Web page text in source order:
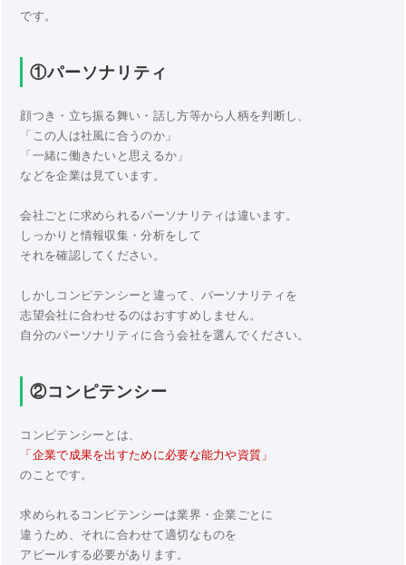
です。
①パーソナリティ
顔つき・立ち振る舞い・話し方等から人柄を判断し、
「この人は社風に合うのか」
「一緒に働きたいと思えるか」
などを企業は見ています。
会社ごとに求められるパーソナリティは違います。
しっかりと情報収集・分析をして
それを確認してください。
しかしコンピテンシーと違って、パーソナリティを
志望会社に合わせるのはおすすめしません。
自分のパーソナリティに合う会社を選んでください。
②コンピテンシー
コンピテンシーとは、
「企業で成果を出すために必要な能力や資質」
のことです。
求められるコンピテンシーは業界・企業ごとに
違うため、それに合わせて適切なものを
アピールする必要があります。